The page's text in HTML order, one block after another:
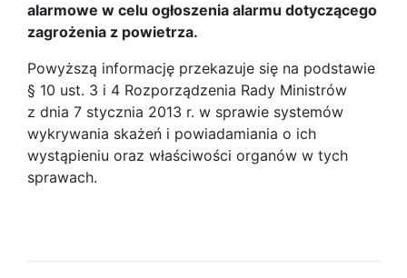
alarmowe w celu ogłoszenia alarmu dotyczącego
zagrożenia z powietrza.
Powyższą informację przekazuje się na podstawie
§ 10 ust. 3 i 4 Rozporządzenia Rady Ministrów
z dnia 7 stycznia 2013 r. w sprawie systemów
wykrywania skażeń i powiadamiania o ich
wystąpieniu oraz właściwości organów w tych
sprawach.